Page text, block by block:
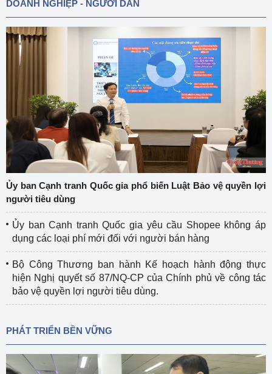
DOANH NGHIỆP - NGƯỜI DÂN
Ủy ban Cạnh tranh Quốc gia phổ biến Luật Bảo vệ quyền lợi
người tiêu dùng
Ủy ban Cạnh tranh Quốc gia yêu cầu Shopee không áp
dụng các loại phí mới đối với người bán hàng
Bộ Công Thương ban hành Kế hoạch hành động thực
hiện Nghị quyết số 87/NQ-CP của Chính phủ về công tác
bảo vệ quyền lợi người tiêu dùng.
PHÁT TRIỂN BỀN VỮNG